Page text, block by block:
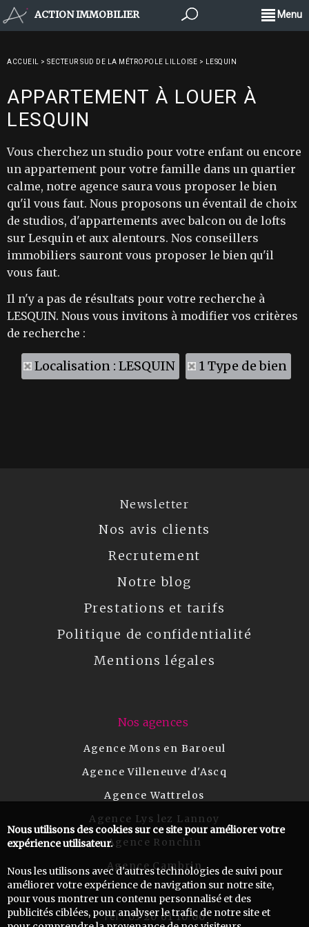
ACTION IMMOBILIER Menu
ACCUEIL > SECTEUR SUD DE LA MÉTROPOLE LILLOISE > LESQUIN
APPARTEMENT À LOUER À
LESQUIN
Vous cherchez un studio pour votre enfant ou encore
un appartement pour votre famille dans un quartier
calme, notre agence saura vous proposer le bien
qu'il vous faut. Nous proposons un éventail de choix
de studios, d'appartements avec balcon ou de lofts
sur Lesquin et aux alentours. Nos conseillers
immobiliers sauront vous proposer le bien qu'il
vous faut.
Il n'y a pas de résultats pour votre recherche à
LESQUIN. Nous vous invitons à modifier vos critères
de recherche :
Localisation : LESQUIN 1 Type de bien
Newsletter
Nos avis clients
Recrutement
Notre blog
Prestations et tarifs
Politique de confidentialité
Mentions légales
Nos agences
Agence Mons en Baroeul
Agence Villeneuve d'Ascq
Agence Wattrelos
Agence Lys lez Lannoy
Agence Ronchin
Agence Cambrin
Tel :03 20 61 10 00
Nous utilisons des cookies sur ce site pour améliorer votre
expérience utilisateur.
Nous les utilisons avec d'autres technologies de suivi pour
améliorer votre expérience de navigation sur notre site,
pour vous montrer un contenu personnalisé et des
publicités ciblées, pour analyser le trafic de notre site et